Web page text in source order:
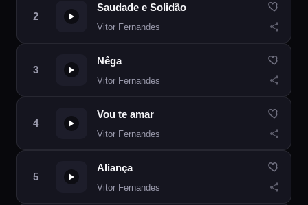
Saudade e Solidão
Vitor Fernandes
Nêga
Vitor Fernandes
Vou te amar
Vitor Fernandes
Aliança
Vitor Fernandes